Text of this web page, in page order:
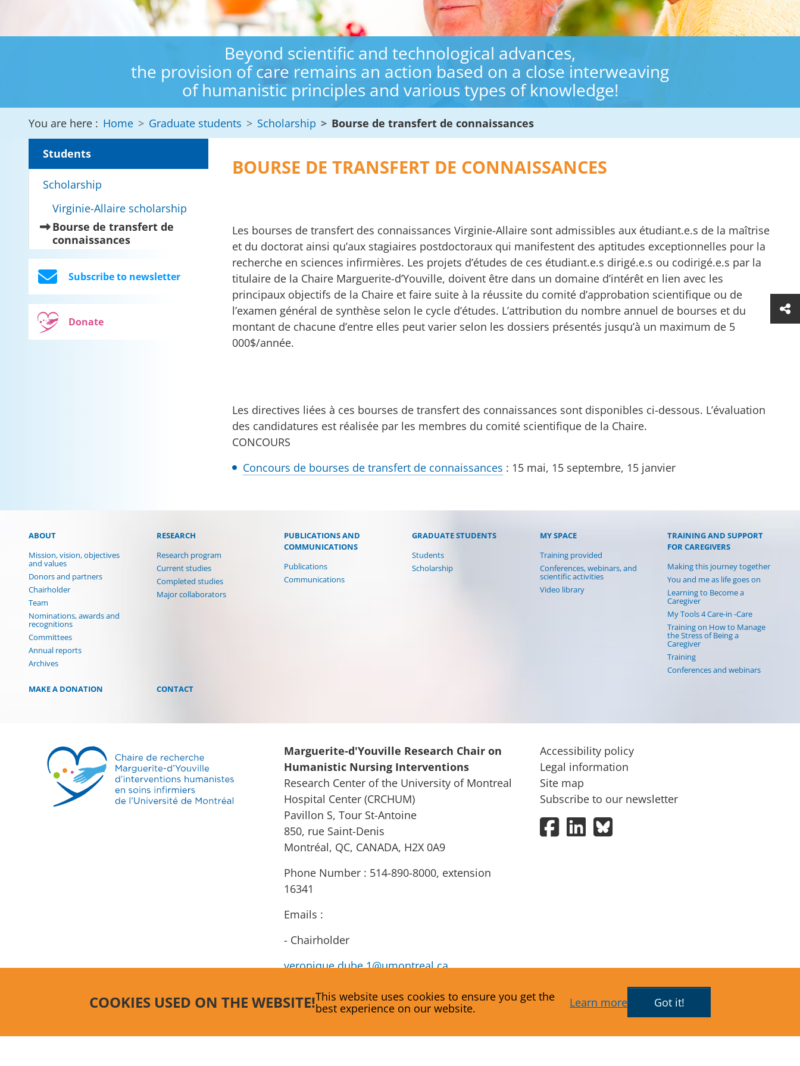
COOKIES USED ON THE WEBSITE!This website uses cookies to ensure you get the
best experience on our website.
Learn more Got it!
Beyond scientific and technological advances,
the provision of care remains an action based on a close interweaving
of humanistic principles and various types of knowledge!
You are here : Home Graduate students Scholarship Bourse de transfert de connaissances
Students
Scholarship
Virginie-Allaire scholarship
Bourse de transfert de
connaissances(current)
Subscribe to newsletter
Donate
BOURSE DE TRANSFERT DE CONNAISSANCES
Les bourses de transfert des connaissances Virginie-Allaire sont admissibles aux étudiant.e.s de la maîtrise
et du doctorat ainsi qu’aux stagiaires postdoctoraux qui manifestent des aptitudes exceptionnelles pour la
recherche en sciences infirmières. Les projets d’études de ces étudiant.e.s dirigé.e.s ou codirigé.e.s par la
titulaire de la Chaire Marguerite-d’Youville, doivent être dans un domaine d’intérêt en lien avec les
principaux objectifs de la Chaire et faire suite à la réussite du comité d’approbation scientifique ou de
l’examen général de synthèse selon le cycle d’études. L’attribution du nombre annuel de bourses et du
montant de chacune d’entre elles peut varier selon les dossiers présentés jusqu’à un maximum de 5
000$/année.
Les directives liées à ces bourses de transfert des connaissances sont disponibles ci-dessous. L’évaluation
des candidatures est réalisée par les membres du comité scientifique de la Chaire.
CONCOURS
Concours de bourses de transfert de connaissances : 15 mai, 15 septembre, 15 janvier
ABOUT
Mission, vision, objectives
and values
Donors and partners
Chairholder
Team
Nominations, awards and
recognitions
Committees
Annual reports
Archives
RESEARCH
Research program
Current studies
Completed studies
Major collaborators
PUBLICATIONS AND
COMMUNICATIONS
Publications
Communications
GRADUATE STUDENTS
Students
Scholarship
MY SPACE
Training provided
Conferences, webinars, and
scientific activities
Video library
TRAINING AND SUPPORT
FOR CAREGIVERS
Making this journey together
You and me as life goes on
Learning to Become a
Caregiver
My Tools 4 Care-in -Care
Training on How to Manage
the Stress of Being a
Caregiver
Training
Conferences and webinars
MAKE A DONATION
CONTACT
Marguerite-d'Youville Research Chair on
Humanistic Nursing Interventions
Research Center of the University of Montreal
Hospital Center (CRCHUM)
Pavillon S, Tour St-Antoine
850, rue Saint-Denis
Montréal, QC, CANADA, H2X 0A9
Phone Number : 514-890-8000, extension
16341
Emails :
- Chairholder
veronique.dube.1@umontreal.ca
- Coordinator
i.reid@umontreal.ca
Accessibility policy
Legal information
Site map
Subscribe to our newsletter
Facebook
LinkedInBluesky